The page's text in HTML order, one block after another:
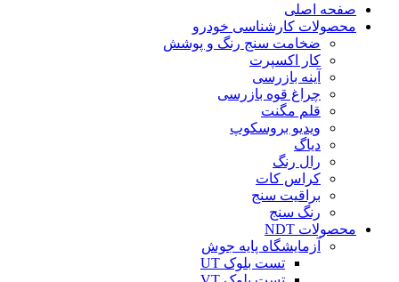
صفحه اصلی
محصولات کارشناسی خودرو
ضخامت سنج رنگ و پوشش
کار اکسپرت
آینه بازرسی
چراغ قوه بازرسی
قلم مگنت
ویدیو بروسکوپ
دیاگ
رال رنگ
کراس کات
براقیت سنج
رنگ سنج
محصولات NDT
آزمایشگاه پایه جوش
تست بلوک UT